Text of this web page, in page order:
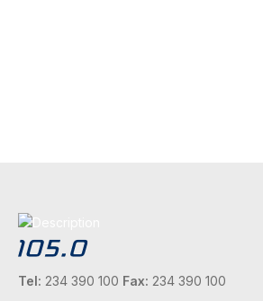
Tel: 234 390 100 Fax: 234 390 100